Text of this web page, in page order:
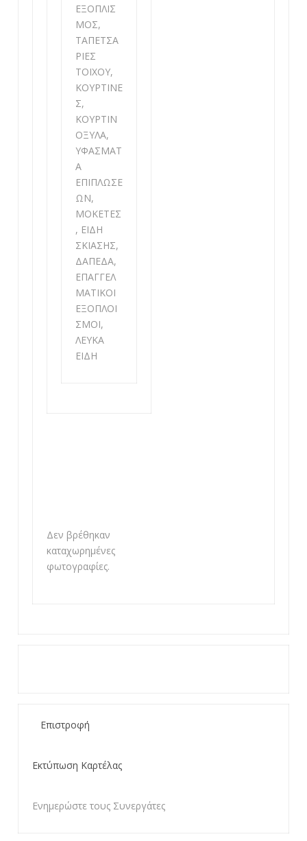
ΕΞΟΠΛΙΣ
ΜΟΣ,
ΤΑΠΕΤΣΑ
ΡΙΕΣ
ΤΟΙΧΟΥ,
ΚΟΥΡΤΙΝΕ
Σ,
ΚΟΥΡΤΙΝ
ΟΞΥΛΑ,
ΥΦΑΣΜΑΤ
Α
ΕΠΙΠΛΩΣΕ
ΩΝ,
ΜΟΚΕΤΕΣ
, ΕΙΔΗ
ΣΚΙΑΣΗΣ,
ΔΑΠΕΔΑ,
ΕΠΑΓΓΕΛ
ΜΑΤΙΚΟΙ
ΕΞΟΠΛΟΙ
ΣΜΟΙ,
ΛΕΥΚΑ
ΕΙΔΗ
Δεν βρέθηκαν
καταχωρημένες
φωτογραφίες.
Επιστροφή
Εκτύπωση Καρτέλας
Ενημερώστε τους Συνεργάτες